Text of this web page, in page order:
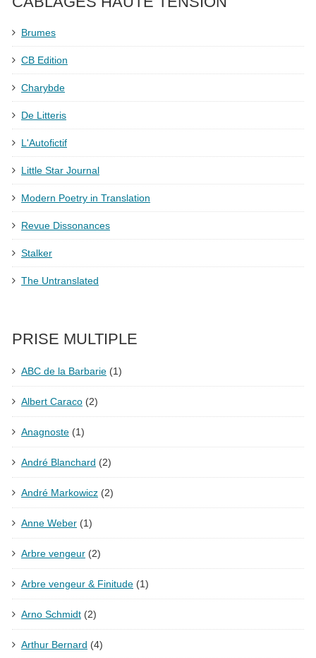
Brumes
CB Edition
Charybde
De Litteris
L'Autofictif
Little Star Journal
Modern Poetry in Translation
Revue Dissonances
Stalker
The Untranslated
PRISE MULTIPLE
ABC de la Barbarie (1)
Albert Caraco (2)
Anagnoste (1)
André Blanchard (2)
André Markowicz (2)
Anne Weber (1)
Arbre vengeur (2)
Arbre vengeur & Finitude (1)
Arno Schmidt (2)
Arthur Bernard (4)